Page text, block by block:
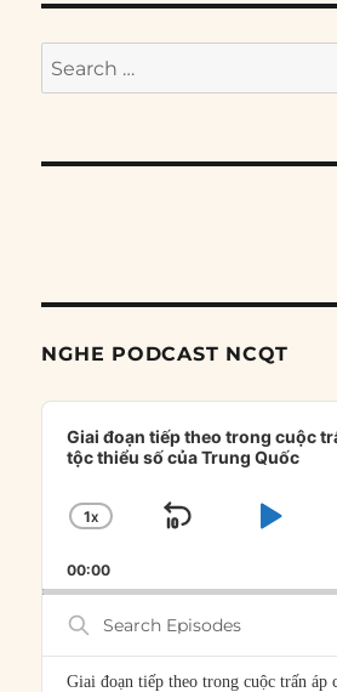
Search
for:
NGHE PODCAST NCQT
Audio
Player
Giai đoạn tiếp theo trong cuộc
tộc thiểu số của Trung Quốc
CHANGE
RATE
1X
SKIP
00:00
Search
Episodes
Giai đoạn tiếp theo trong cuộc trấn áp